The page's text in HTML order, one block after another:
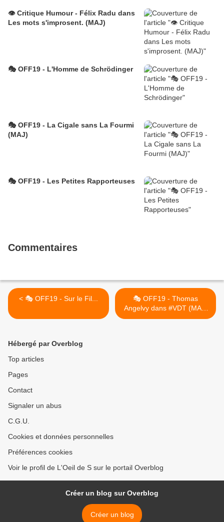
👁️ Critique Humour - Félix Radu dans
Les mots s'improsent. (MAJ)
🎭 OFF19 - L'Homme de Schrödinger
🎭 OFF19 - La Cigale sans La Fourmi
(MAJ)
🎭 OFF19 - Les Petites Rapporteuses
Commentaires
< 🎭 OFF19 - Sur le Fil...
🎭 OFF19 - Thomas
Angelvy dans #VDT (MAJ)
>
Hébergé par Overblog
Top articles
Pages
Contact
Signaler un abus
C.G.U.
Cookies et données personnelles
Préférences cookies
Voir le profil de L'Oeil de S sur le portail Overblog
Créer un blog sur Overblog
Créer un blog